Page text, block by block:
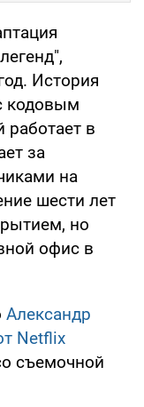
История
кодовым
в
за
на
шести лет
но
офис в
Александр
Netflix
съемочной